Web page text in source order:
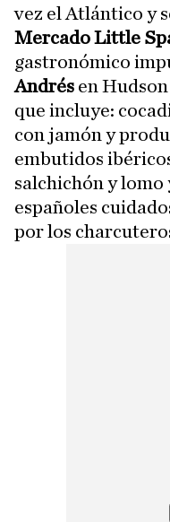
vez el Atlántico y
Mercado Little
gastronómico
Andrés en
que incluye:
con jamón y
embutidos
salchichón y lomo
españoles
por los